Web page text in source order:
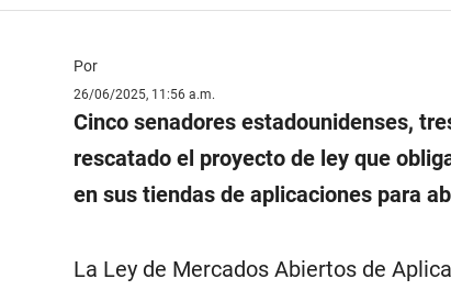
Por
26/06/2025, 11:56 a.m.
Cinco senadores estadounidenses,
rescatado el proyecto de ley que
en sus tiendas de aplicaciones para
La Ley de Mercados Abiertos de